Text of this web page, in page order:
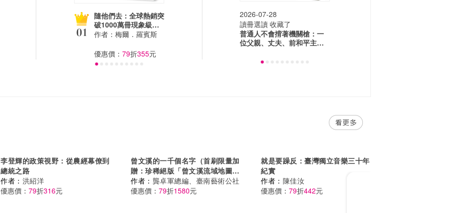
隨他們去：全球熱銷突
破1000萬冊現象級巨
作！改變千萬人命運的
明信片】
作者： 梅爾．羅賓斯
優惠價： 79折355元
2026-07-28
讀冊選讀 收藏了
普通人不會揹著機關槍：一
位父親、丈夫、前和平主義
李登輝的政策視野：從農經幕僚到
總統之路
作者： 洪紹洋
優惠價： 79折316元
曾文溪的一千個名字（首刷限量加
贈：珍稀絕版「曾文溪流域地圖摺
頁」）︰大地藝術季的流域學
作者： 龔卓軍總編、臺南藝術公社
優惠價： 79折1580元
就是要躁反：臺灣獨立音樂三十年
紀實
作者： 陳佳汝
優惠價： 79折442元